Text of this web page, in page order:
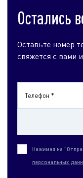
Остались
Оставьте номер
свяжется с вами
Телефон *
Нажимая на
персональных